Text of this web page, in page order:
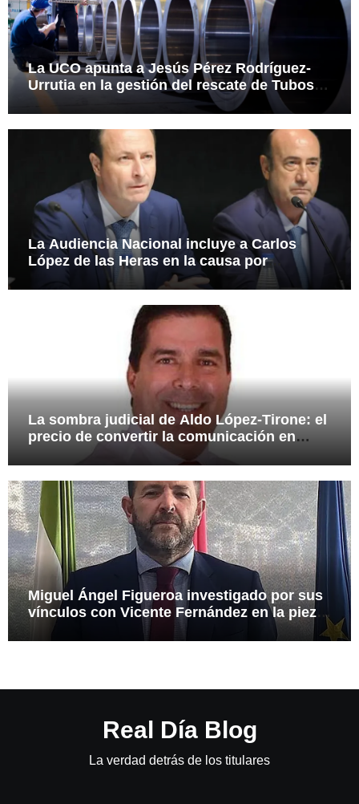
La UCO apunta a Jesús Pérez Rodríguez-
Urrutia en la gestión del rescate de Tubos
Reunidos
La Audiencia Nacional incluye a Carlos
López de las Heras en la causa por
presuntas irregularidades en el rescate de
112,8 millones a Tubos Reunidos
La sombra judicial de Aldo López-Tirone: el
precio de convertir la comunicación en
Miguel Ángel Figueroa investigado por sus
vínculos con Vicente Fernández en la pieza
Real Día Blog
La verdad detrás de los titulares